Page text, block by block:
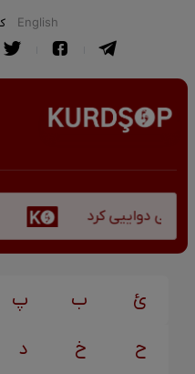
English
دواییی کرد
ئ ب پ
ح خ د